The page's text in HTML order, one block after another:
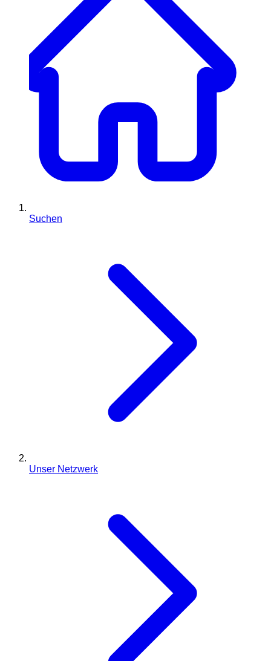
Suchen
Unser Netzwerk